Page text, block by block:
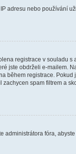
adresu nebo používání
registrace v souladu s
jste obdrželi e-mailem.
během registrace. Pokud
spam filtrem a
administrátora fóra,